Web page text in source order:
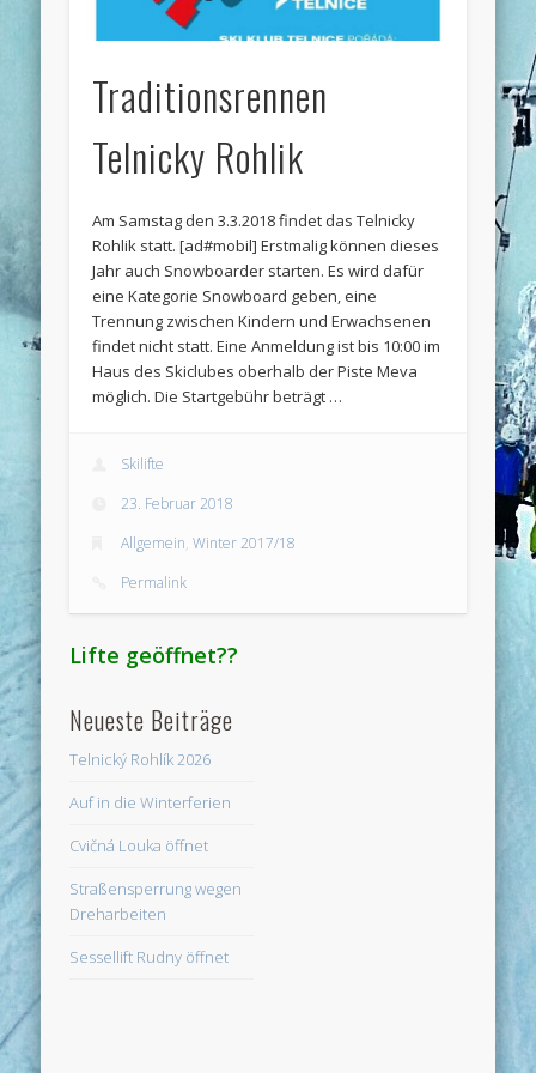
Traditionsrennen
Telnicky Rohlik
Am Samstag den 3.3.2018 findet das Telnicky
Rohlik statt. [ad#mobil] Erstmalig können dieses
Jahr auch Snowboarder starten. Es wird dafür
eine Kategorie Snowboard geben, eine
Trennung zwischen Kindern und Erwachsenen
findet nicht statt. Eine Anmeldung ist bis 10:00 im
Haus des Skiclubes oberhalb der Piste Meva
möglich. Die Startgebühr beträgt …
Skilifte
23. Februar 2018
Allgemein,Winter 2017/18
Permalink
Lifte geöffnet??
Neueste Beiträge
Telnický Rohlík 2026
Auf in die Winterferien
Cvičná Louka öffnet
Straßensperrung wegen
Dreharbeiten
Sessellift Rudny öffnet